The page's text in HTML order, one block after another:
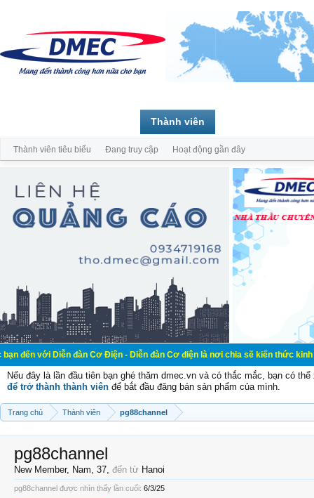
Diễn đàn Cơ Điện - Diễn đàn Cơ điện là nơi chia sẽ kiến thức kinh
Nếu đây là lần đầu tiên bạn ghé thăm dmec.vn và có thắc mắc, bạn có
để trở thành thành viên để bắt đầu đăng bán sản phẩm của mình.
Trang chủ Thành viên pg88channel
pg88channel
New Member, Nam, 37, đến từ Hanoi
pg88channel được nhìn thấy lần cuối: 6/3/25
Thành viên
Thành viên tiêu biểu Đang truy cập Hoạt động gần đây